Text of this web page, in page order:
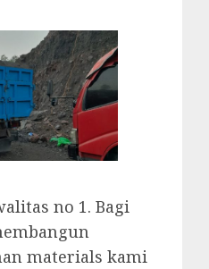
no 1. Bagi
materials kami